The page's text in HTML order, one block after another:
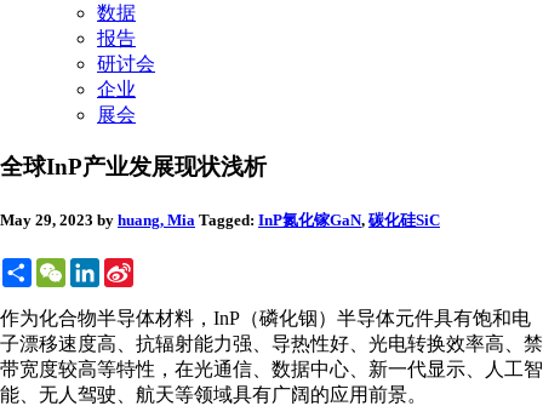
数据
报告
研讨会
企业
展会
全球InP产业发展现状浅析
May 29, 2023 by huang, Mia Tagged: InP氮化镓GaN, 碳化硅SiC
ShareWeChatLinkedIn
作为化合物半导体材料，InP（磷化铟）半导体元件具有饱和电
子漂移速度高、抗辐射能力强、导热性好、光电转换效率高、禁
带宽度较高等特性，在光通信、数据中心、新一代显示、人工智
能、无人驾驶、航天等领域具有广阔的应用前景。